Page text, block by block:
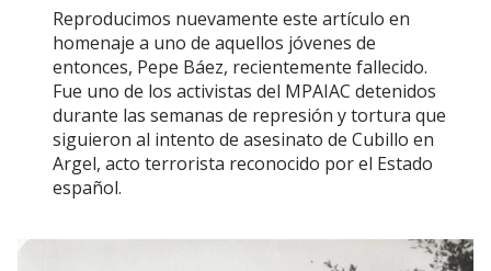
Reproducimos nuevamente este artículo en
homenaje a uno de aquellos jóvenes de
entonces, Pepe Báez, recientemente fallecido.
Fue uno de los activistas del MPAIAC detenidos
durante las semanas de represión y tortura que
siguieron al intento de asesinato de Cubillo en
Argel, acto terrorista reconocido por el Estado
español.